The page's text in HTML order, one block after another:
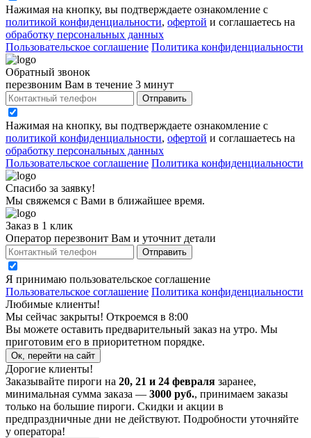
Нажимая на кнопку, вы подтверждаете ознакомление с
политикой конфиденциальности, офертой и соглашаетесь на
обработку персональных данных
Пользовательское соглашение Политика конфиденциальности
Обратный звонок
перезвоним Вам в течение 3 минут
Отправить
Нажимая на кнопку, вы подтверждаете ознакомление с
политикой конфиденциальности, офертой и соглашаетесь на
обработку персональных данных
Пользовательское соглашение Политика конфиденциальности
Спасибо за заявку!
Мы свяжемся с Вами в ближайшее время.
Заказ в 1 клик
Оператор перезвонит Вам и уточнит детали
Отправить
Я принимаю пользовательское соглашение
Пользовательское соглашение Политика конфиденциальности
Любимые клиенты!
Мы сейчас закрыты! Откроемся в 8:00
Вы можете оставить предварительный заказ на утро. Мы
приготовим его в приоритетном порядке.
Ок, перейти на сайт
Дорогие клиенты!
Заказывайте пироги на 20, 21 и 24 февраля заранее,
минимальная сумма заказа — 3000 руб., принимаем заказы
только на большие пироги. Скидки и акции в
предпраздничные дни не действуют. Подробности уточняйте
у оператора!